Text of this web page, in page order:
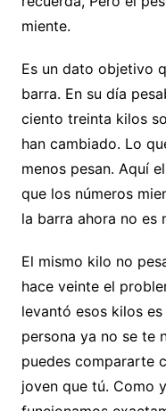
miente.
Es un dato objetivo
barra. En su día
ciento treinta kilos
han cambiado. Lo
menos pesan. Aquí
que los números
la barra ahora no es
El mismo kilo no
hace veinte el
levantó esos kilos
persona ya no se te
puedes compararte
joven que tú. Como